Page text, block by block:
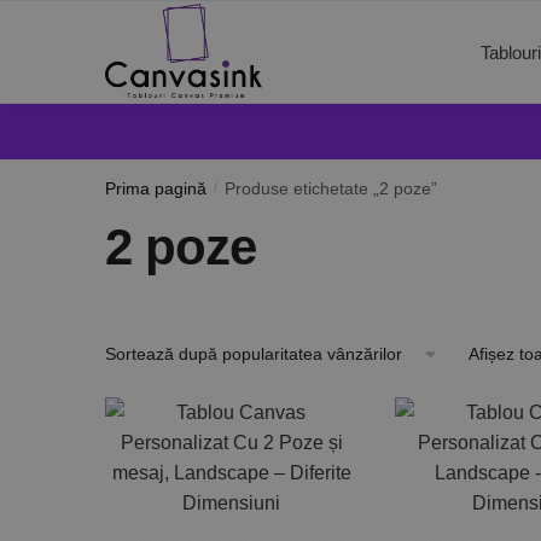
Prima pagină / Produse etichetate „2 poze”
2 poze
Afișez